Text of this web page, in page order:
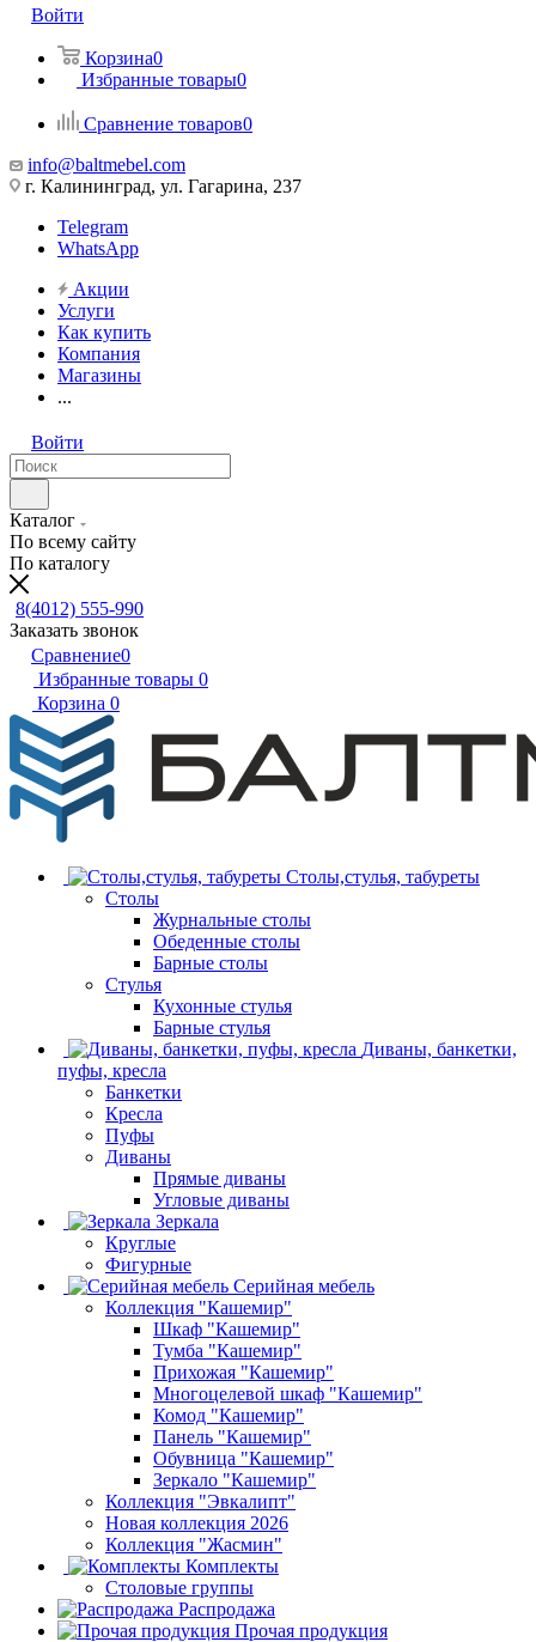
Войти
Корзина0
Избранные товары0
Сравнение товаров0
info@baltmebel.com
г. Калининград, ул. Гагарина, 237
Telegram
WhatsApp
Акции
Услуги
Как купить
Компания
Магазины
...
Войти
Каталог
По всему сайту
По каталогу
8(4012) 555-990
Заказать звонок
Сравнение0
Избранные товары 0
Корзина 0
Столы,стулья, табуреты
Столы
Журнальные столы
Обеденные столы
Барные столы
Стулья
Кухонные стулья
Барные стулья
Диваны, банкетки,
пуфы, кресла
Банкетки
Кресла
Пуфы
Диваны
Прямые диваны
Угловые диваны
Зеркала
Круглые
Фигурные
Серийная мебель
Коллекция "Кашемир"
Шкаф "Кашемир"
Тумба "Кашемир"
Прихожая "Кашемир"
Многоцелевой шкаф "Кашемир"
Комод "Кашемир"
Панель "Кашемир"
Обувница "Кашемир"
Зеркало "Кашемир"
Коллекция "Эвкалипт"
Новая коллекция 2026
Коллекция "Жасмин"
Комплекты
Столовые группы
Распродажа
Прочая продукция